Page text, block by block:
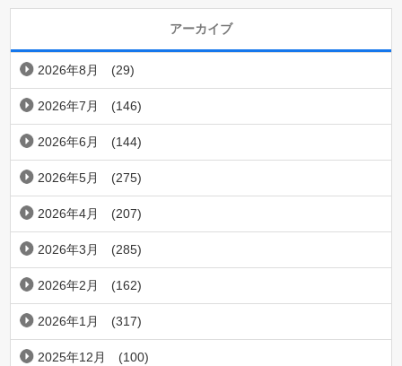
アーカイブ
2026年8月 (29)
2026年7月 (146)
2026年6月 (144)
2026年5月 (275)
2026年4月 (207)
2026年3月 (285)
2026年2月 (162)
2026年1月 (317)
2025年12月 (100)